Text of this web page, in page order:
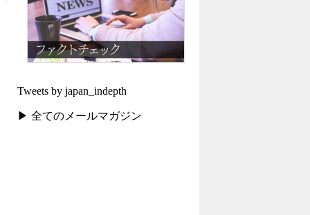
Tweets by japan_indepth
▶ 全てのメールマガジン